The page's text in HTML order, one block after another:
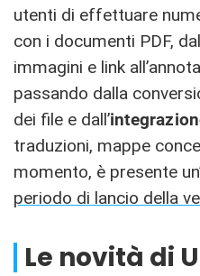
utenti di effettuare
con i documenti PDF,
immagini e link
passando dalla
dei file e dall’
traduzioni, mappe
momento, è presente un’
periodo di lancio della
Le novità di